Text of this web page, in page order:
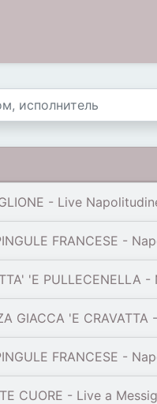
- Live
FRANCESE -
'E PULLECENELLA
GIACCA 'E
FRANCESE -
CUORE - Live a